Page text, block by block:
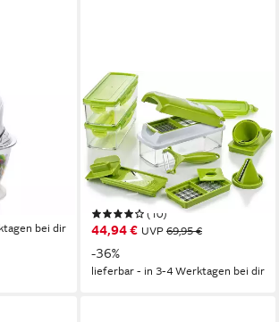
bei dir
GENIUS
Gemüseschneider Genius
Nicer Dicer Smart Julietti, 16
Teile, Gemüseschneider
0,80 l Kapazität
manuell Betriebsart
(10)
44,94 € UVP 69,95 €
-36%
lieferbar - in 3-4 Werktagen bei dir